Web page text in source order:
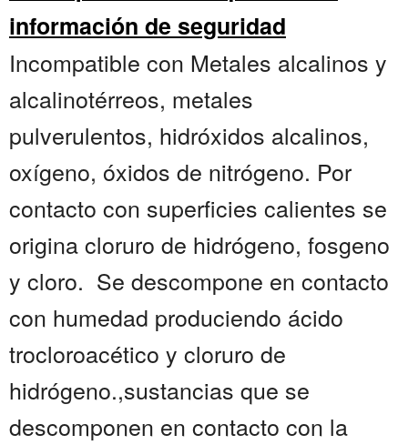
información de seguridad
Incompatible con Metales alcalinos y
alcalinotérreos, metales
pulverulentos, hidróxidos alcalinos,
oxígeno, óxidos de nitrógeno. Por
contacto con superficies calientes se
origina cloruro de hidrógeno, fosgeno
y cloro. Se descompone en contacto
con humedad produciendo ácido
trocloroacético y cloruro de
hidrógeno.,sustancias que se
descomponen en contacto con la